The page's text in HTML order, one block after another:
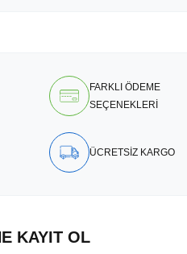
FARKLI ÖDEME
SEÇENEKLERİ
ÜCRETSİZ KARGO
KAYIT OL